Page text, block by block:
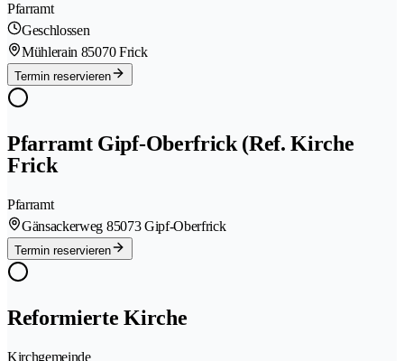
Pfarramt
Geschlossen
Mühlerain 85070 Frick
Termin reservieren
Pfarramt Gipf-Oberfrick (Ref. Kirche
Frick
Pfarramt
Gänsackerweg 85073 Gipf-Oberfrick
Termin reservieren
Reformierte Kirche
Kirchgemeinde